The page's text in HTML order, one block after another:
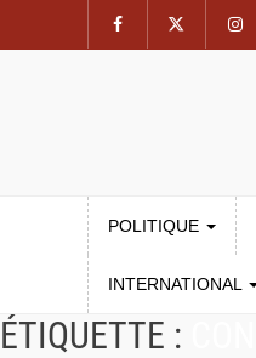
POLITIQUE
INTERNATIONAL
ÉTIQUETTE :